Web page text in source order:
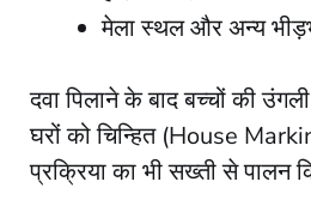
​मेला स्थल और अन्य
​दवा पिलाने के बाद बच्चों की
घरों को चिन्हित (House
प्रक्रिया का भी सख्ती से पालन